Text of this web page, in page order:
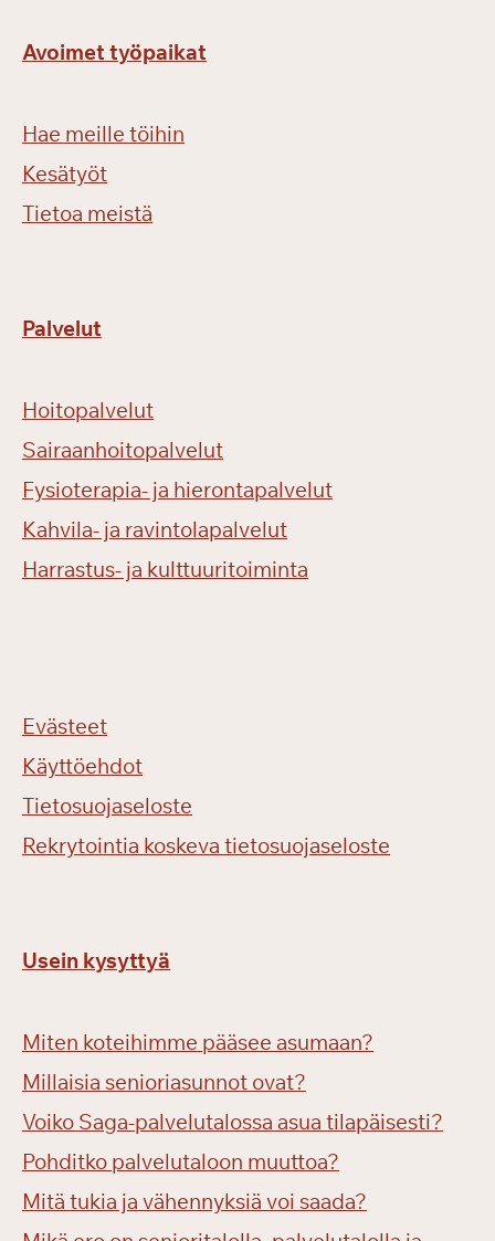
Avoimet työpaikat
Hae meille töihin
Kesätyöt
Tietoa meistä
Palvelut
Hoitopalvelut
Sairaanhoitopalvelut
Fysioterapia- ja hierontapalvelut
Kahvila- ja ravintolapalvelut
Harrastus- ja kulttuuritoiminta
Evästeet
Käyttöehdot
Tietosuojaseloste
Rekrytointia koskeva tietosuojaseloste
Usein kysyttyä
Miten koteihimme pääsee asumaan?
Millaisia senioriasunnot ovat?
Voiko Saga-palvelutalossa asua tilapäisesti?
Pohditko palvelutaloon muuttoa?
Mitä tukia ja vähennyksiä voi saada?